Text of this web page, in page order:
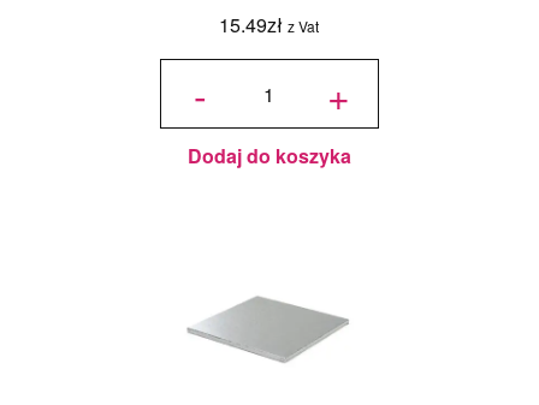
15.49zł z Vat
-
ilość
kwadratowy
Srebrny
34x34 cm,
h 1 cm - PC
Julita
+
Dodaj do koszyka